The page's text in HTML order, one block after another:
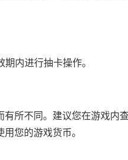
内进行抽卡操作。
所不同。建议您在游戏内
您的游戏货币。